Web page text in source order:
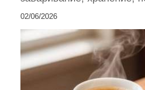
02/06/2026